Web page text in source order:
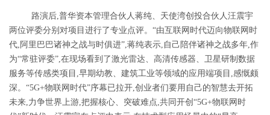
路演后,普华资本管理合伙人蒋纯、天使湾创投合伙人汪震宇
两位评委分别对项目进行了专业点评。 “由互联网时代迈向物联网时
代,阿里巴巴诸神之战与时俱进”,蒋纯表示,自己陪伴诸神之战多年,作
为“常驻评委”,在现场看到了激光雷达、高清传感器、卫星研制数据
服务等传感类项目,早期幼教、建筑工业等领域的应用端项目 ,感慨颇
深。 “5G+物联网时代”序幕已拉开,创业者们要用自己的智慧去开拓
未来,力争世界上游,把握核心、突破难点,共同开创“5G+物联网时